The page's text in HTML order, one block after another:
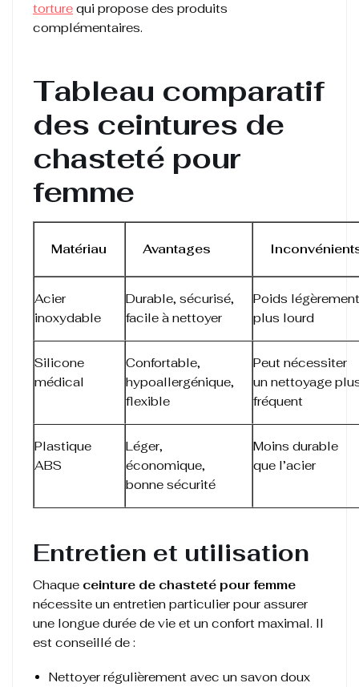
torture qui propose des produits
complémentaires.
Tableau comparatif
des ceintures de
chasteté pour
femme
Matériau Avantages
Acier
inoxydable
Durable, sécurisé,
facile à nettoyer
Poids légèrement
plus lourd
Silicone
médical
Confortable,
hypoallergénique,
flexible
Peut nécessiter
un nettoyage
fréquent
Plastique
ABS
Léger,
économique,
bonne sécurité
Moins durable
que l’acier
Entretien et utilisation
Chaque ceinture de chasteté pour femme
nécessite un entretien particulier pour assurer
une longue durée de vie et un confort maximal. Il
est conseillé de :
Nettoyer régulièrement avec un savon doux